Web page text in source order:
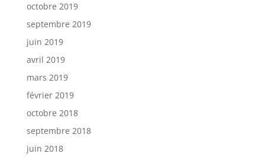
octobre 2019
septembre 2019
juin 2019
avril 2019
mars 2019
février 2019
octobre 2018
septembre 2018
juin 2018